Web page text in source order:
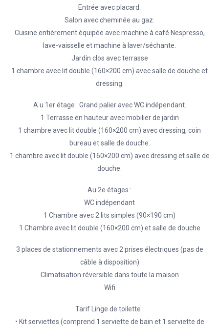
Entrée avec placard.
Salon avec cheminée au gaz.
Cuisine entièrement équipée avec machine à café Nespresso,
lave-vaisselle et machine à laver/séchante.
Jardin clos avec terrasse
1 chambre avec lit double (160×200 cm) avec salle de douche et
dressing.
A u 1er étage : Grand palier avec WC indépendant.
1 Terrasse en hauteur avec mobilier de jardin
1 chambre avec lit double (160×200 cm) avec dressing, coin
bureau et salle de douche.
1 chambre avec lit double (160×200 cm) avec dressing et salle de
douche.
Au 2e étages :
WC indépendant
1 Chambre avec 2 lits simples (90×190 cm)
1 Chambre avec lit double (160×200 cm) et salle de douche
3 places de stationnements avec 2 prises électriques (pas de
câble à disposition)
Climatisation réversible dans toute la maison
Wifi
Tarif Linge de toilette :
• Kit serviettes (comprend 1 serviette de bain et 1 serviette de